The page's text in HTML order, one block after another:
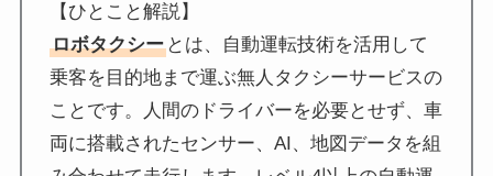
【ひとこと解説】
ロボタクシー とは、自動運転技術を活用して
乗客を目的地まで運ぶ無人タクシーサービスの
ことです。人間のドライバーを必要とせず、車
両に搭載されたセンサー、AI、地図データを組